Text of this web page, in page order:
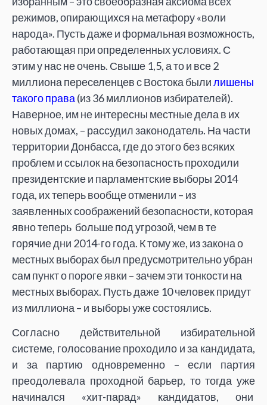
режимов, опирающихся на метафору «воли
народа». Пусть даже и формальная возможность,
работающая при определенных условиях. С
этим у нас не очень. Свыше 1,5, а то и все 2
миллиона переселенцев с Востока былилишены
такого права(из 36 миллионов избирателей).
Наверное, им не интересны местные дела в их
новых домах, – рассудил законодатель. На части
территории Донбасса, где до этого без всяких
проблем и ссылок на безопасность проходили
президентские и парламентские выборы 2014
года, их теперь вообще отменили – из
заявленных соображений безопасности, которая
явно теперь больше под угрозой, чем в те
горячие дни 2014-го года. К тому же, из закона о
местных выборах был предусмотрительно убран
сам пункт о пороге явки – зачем эти тонкости на
местных выборах. Пусть даже 10 человек придут
из миллиона – и выборы уже состоялись.
Согласно действительной избирательной
системе, голосование проходило и за кандидата,
и за партию одновременно – если партия
преодолевала проходной барьер, то тогда уже
начинался «хит-парад» кандидатов, они